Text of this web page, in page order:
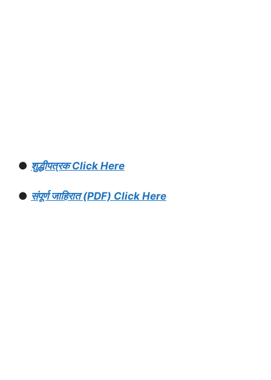
● शुद्धीपत्रक Click Here
● संपूर्ण जाहिरात (PDF) Click Here